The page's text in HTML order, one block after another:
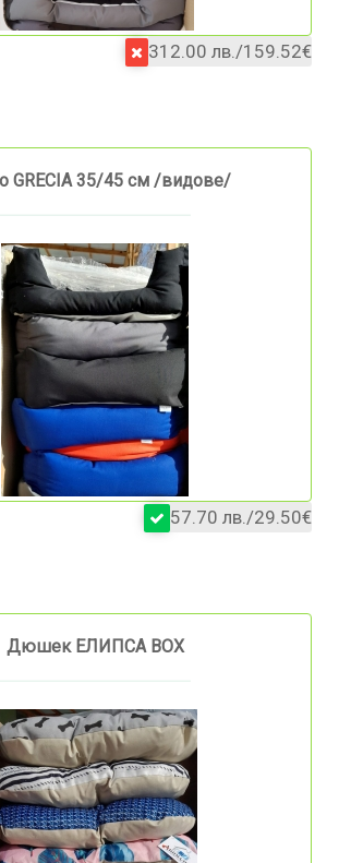
312.00 лв./159.52€
GRECIA 35/45 см /видове/
57.70 лв./29.50€
Дюшек ЕЛИПСА BOX